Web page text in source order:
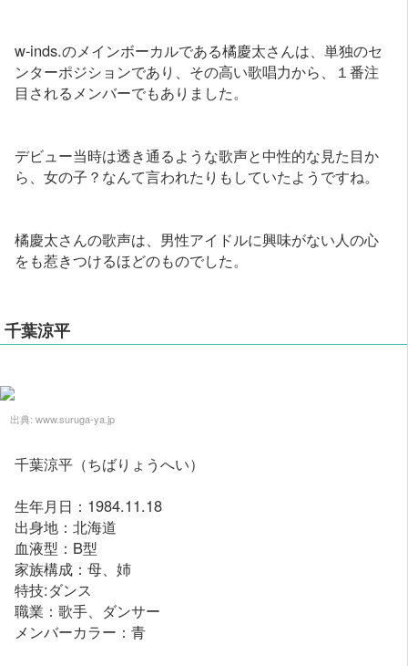
w-inds.のメインボーカルである橘慶太さんは、単独のセ
ンターポジションであり、その高い歌唱力から、１番注
目されるメンバーでもありました。
デビュー当時は透き通るような歌声と中性的な見た目か
ら、女の子？なんて言われたりもしていたようですね。
橘慶太さんの歌声は、男性アイドルに興味がない人の心
をも惹きつけるほどのものでした。
千葉涼平
出典: www.suruga-ya.jp
千葉涼平（ちばりょうへい）
生年月日：1984.11.18
出身地：北海道
血液型：B型
家族構成：母、姉
特技:ダンス
職業：歌手、ダンサー
メンバーカラー：青